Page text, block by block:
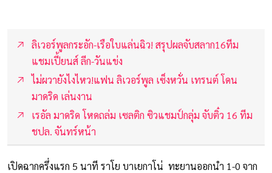
ลิเวอร์พูลกระอัก-เรือใบแล่นฉิว! สรุปผลจับสลาก16ทีม
แชมเปี้ยนส์ ลีก-วันแข่ง
ไม่ผวายังไงไหว!แฟน ลิเวอร์พูล เซ็งหวั่น เทรนต์ โดน
มาดริด เล่นงาน
เรอัล มาดริด โหดถล่ม เซลติก ซิวแชมป์กลุ่ม จับติ๋ว 16 ทีม
ชปล. จันทร์หน้า
เปิดฉากครึ่งแรก 5 นาที ราโย บาเยกาโน่ ทะยานออกนำ 1-0 จาก